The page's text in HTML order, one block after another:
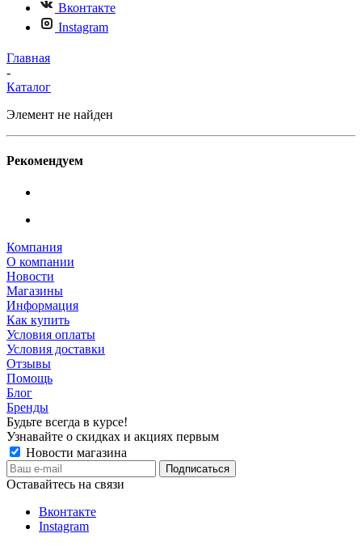
Вконтакте
Instagram
Главная
-
Каталог
Элемент не найден
Рекомендуем
Компания
О компании
Новости
Магазины
Информация
Как купить
Условия оплаты
Условия доставки
Отзывы
Помощь
Блог
Бренды
Будьте всегда в курсе!
Узнавайте о скидках и акциях первым
Новости магазина
Оставайтесь на связи
Вконтакте
Instagram